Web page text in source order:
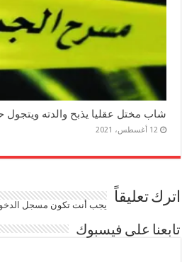
شاب مختل عقليا يذبح والدته ويتجول
12 أغسطس، 2021
اترك تعليقاً يجب أنت تكون مسجل
تابعنا على فيسبوك